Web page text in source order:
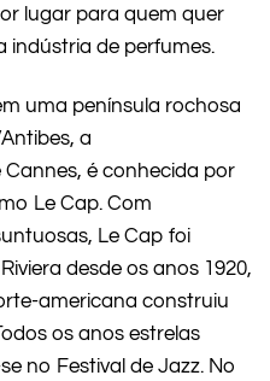
lugar para quem quer
indústria de perfumes.
uma península rochosa
a
é conhecida por
Le Cap. Com
Le Cap foi
desde os anos 1920,
americana construiu
os anos estrelas
no Festival de Jazz. No